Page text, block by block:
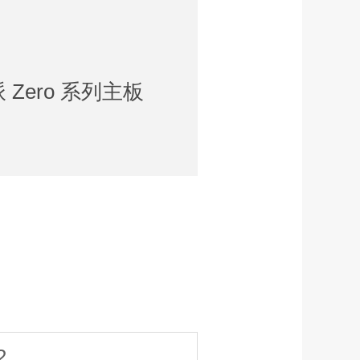
Zero 系列主板